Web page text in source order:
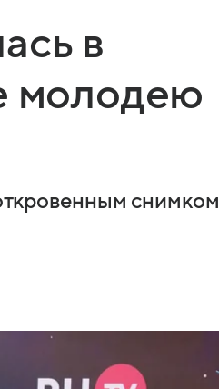
в
молодею
снимком